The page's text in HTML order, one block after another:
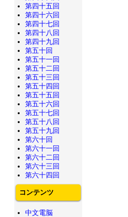
第四十五回
第四十六回
第四十七回
第四十八回
第四十九回
第五十回
第五十一回
第五十二回
第五十三回
第五十四回
第五十五回
第五十六回
第五十七回
第五十八回
第五十九回
第六十回
第六十一回
第六十二回
第六十三回
第六十四回
コンテンツ
中文電脳